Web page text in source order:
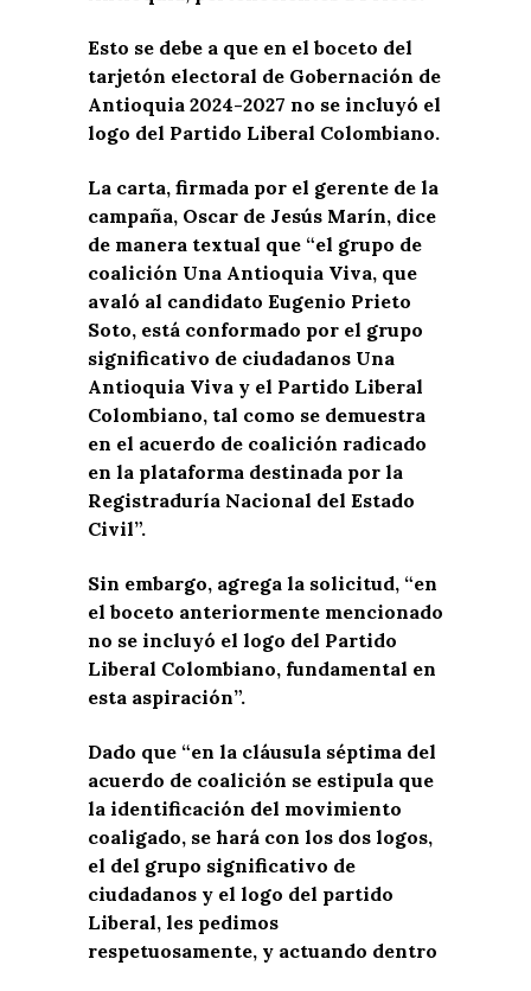
Esto se debe a que en el boceto del
tarjetón electoral de Gobernación de
Antioquia 2024-2027 no se incluyó el
logo del Partido Liberal Colombiano.
La carta, firmada por el gerente de la
campaña, Oscar de Jesús Marín, dice
de manera textual que “el grupo de
coalición Una Antioquia Viva, que
avaló al candidato Eugenio Prieto
Soto, está conformado por el grupo
significativo de ciudadanos Una
Antioquia Viva y el Partido Liberal
Colombiano, tal como se demuestra
en el acuerdo de coalición radicado
en la plataforma destinada por la
Registraduría Nacional del Estado
Civil”.
Sin embargo, agrega la solicitud, “en
el boceto anteriormente mencionado
no se incluyó el logo del Partido
Liberal Colombiano, fundamental en
esta aspiración”.
Dado que “en la cláusula séptima del
acuerdo de coalición se estipula que
la identificación del movimiento
coaligado, se hará con los dos logos,
el del grupo significativo de
ciudadanos y el logo del partido
Liberal, les pedimos
respetuosamente, y actuando dentro